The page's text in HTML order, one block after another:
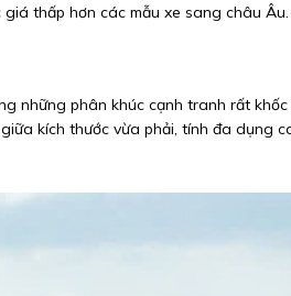
thấp hơn các mẫu xe sang châu Âu.
những phân khúc cạnh tranh rất
kích thước vừa phải, tính đa dụng